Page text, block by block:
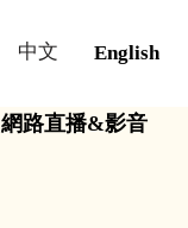
中文 English
網路直播&影音